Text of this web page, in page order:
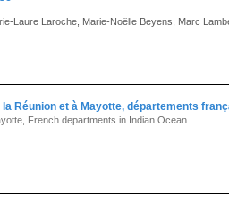
Laure Laroche, Marie-Noëlle Beyens, Marc
Réunion et à Mayotte, départements
French departments in Indian Ocean